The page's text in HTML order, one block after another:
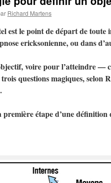
Richard Martens
est le point de départ de toute
ericksonienne, ou dans
voire pour l’atteindre —
questions magiques,
première étape d’une définition